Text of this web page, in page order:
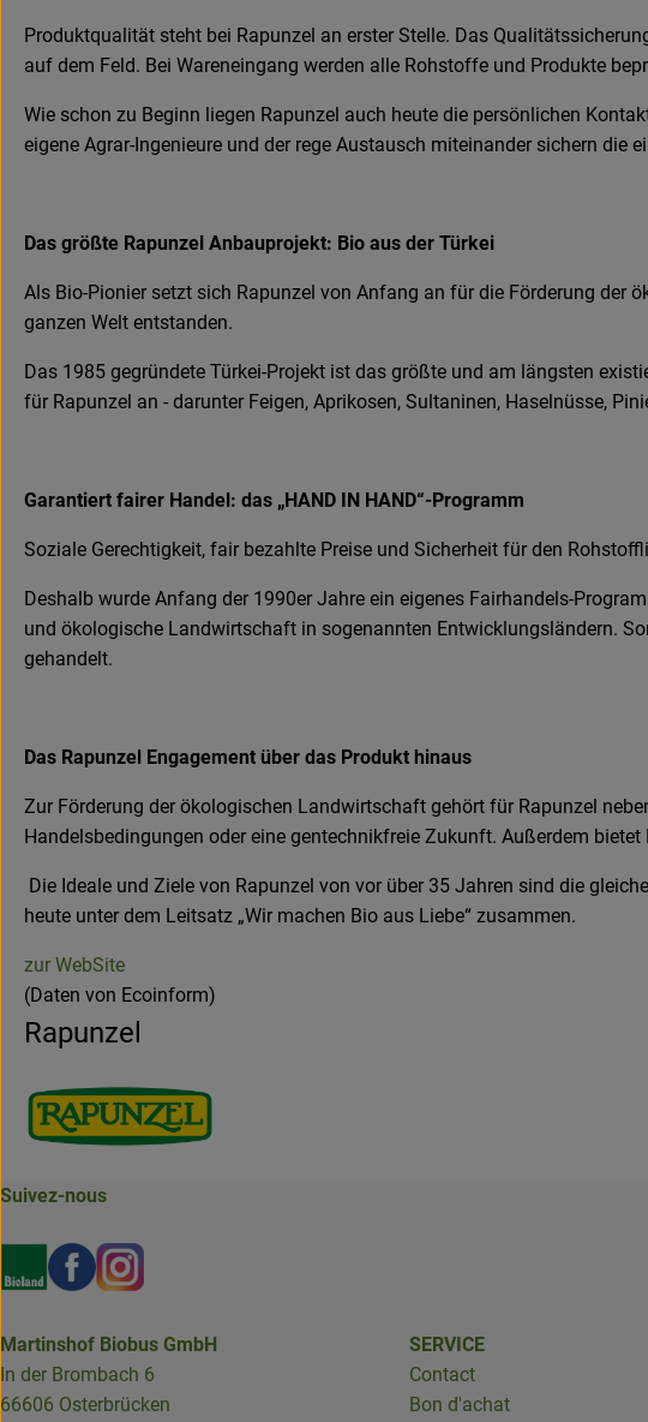
Produktqualität steht bei Rapunzel an erster Stelle. Das
auf dem Feld. Bei Wareneingang werden alle Rohstoffe und Produkte
Wie schon zu Beginn liegen Rapunzel auch heute die persönlichen
eigene Agrar-Ingenieure und der rege Austausch miteinander sichern
Das größte Rapunzel Anbauprojekt: Bio aus der Türkei
Als Bio-Pionier setzt sich Rapunzel von Anfang an für die Förderung der
ganzen Welt entstanden.
Das 1985 gegründete Türkei-Projekt ist das größte und am längsten
für Rapunzel an - darunter Feigen, Aprikosen, Sultaninen, Haselnüsse,
Garantiert fairer Handel: das „HAND IN HAND“-Programm
Soziale Gerechtigkeit, fair bezahlte Preise und Sicherheit für den
Deshalb wurde Anfang der 1990er Jahre ein eigenes Fairhandels-
und ökologische Landwirtschaft in sogenannten Entwicklungsländern.
gehandelt.
Das Rapunzel Engagement über das Produkt hinaus
Zur Förderung der ökologischen Landwirtschaft gehört für Rapunzel
Handelsbedingungen oder eine gentechnikfreie Zukunft. Außerdem
Die Ideale und Ziele von Rapunzel von vor über 35 Jahren sind die
heute unter dem Leitsatz „Wir machen Bio aus Liebe“ zusammen.
zur WebSite
(Daten von Ecoinform)
Rapunzel
Suivez-nous
Externer Link zu https://www.bioland.de/verbraucher
Externer Link zu https://www.facebook.com/martinshof/
Externer Link zu https://www.instagram.com/
Martinshof Biobus GmbH
In der Brombach 6
66606 Osterbrücken
SERVICE
Contact
Bon d'achat